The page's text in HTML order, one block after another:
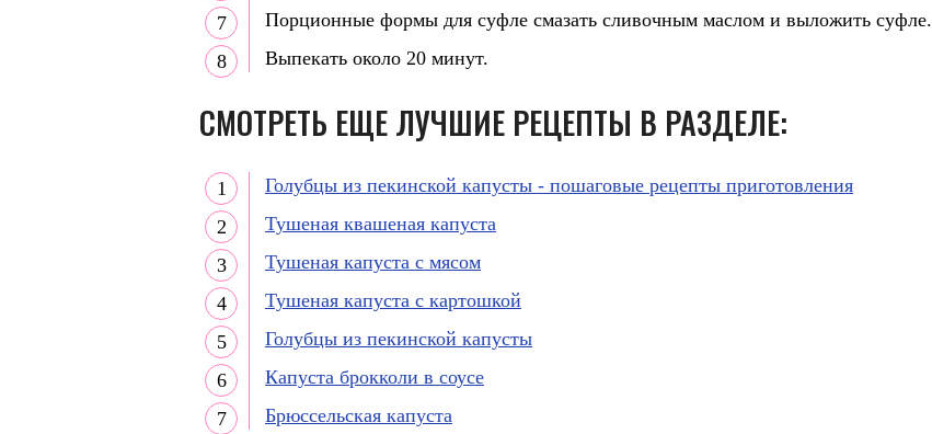
Порционные формы для суфле смазать сливочным маслом и выложить суфле.
Выпекать около 20 минут.
СМОТРЕТЬ ЕЩЕ ЛУЧШИЕ РЕЦЕПТЫ В РАЗДЕЛЕ:
Голубцы из пекинской капусты - пошаговые рецепты приготовления
Тушеная квашеная капуста
Тушеная капуста с мясом
Тушеная капуста с картошкой
Голубцы из пекинской капусты
Капуста брокколи в соусе
Брюссельская капуста